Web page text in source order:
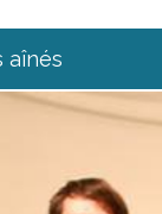
aînés